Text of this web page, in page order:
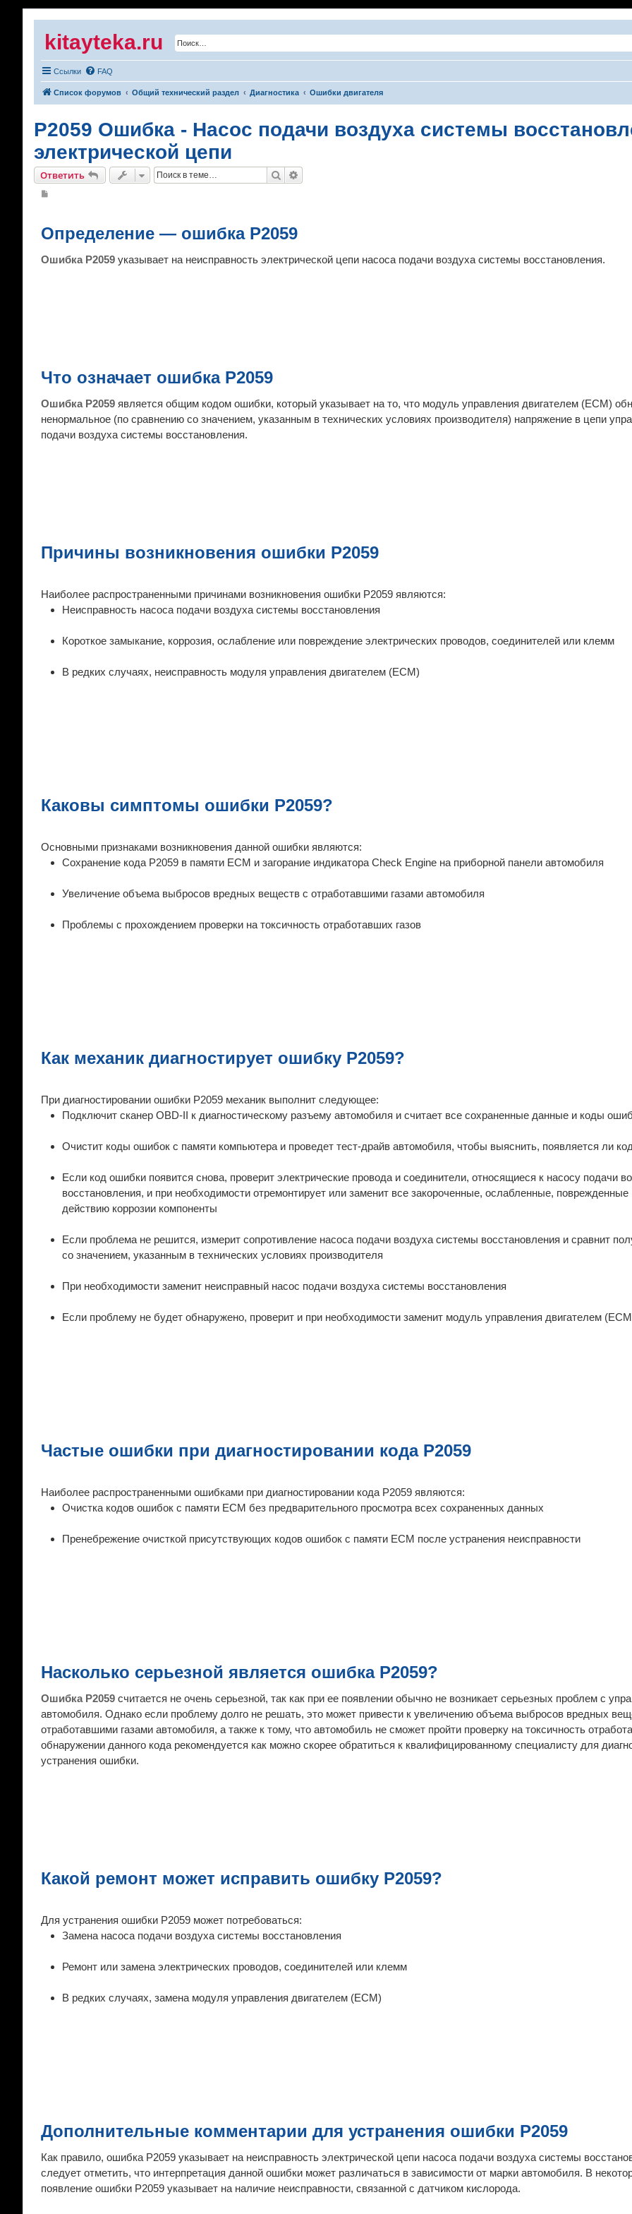
kitayteka.ru
Ссылки FAQ
Список форумов Общий технический раздел Диагностика Ошибки двигателя
P2059 Ошибка - Насос подачи воздуха системы
электрической цепи
Ответить Поиск
щ
е
е
Определение — ошибка P2059
Ошибка P2059 указывает на неисправность электрической цепи насоса подачи воздуха системы восстановления.
Что означает ошибка P2059
Ошибка P2059 является общим кодом ошибки, который указывает на то, что модуль управления двигателем (ECM)
ненормальное (по сравнению со значением, указанным в технических условиях производителя) напряжение в цепи
подачи воздуха системы восстановления.
Причины возникновения ошибки P2059
Наиболее распространенными причинами возникновения ошибки P2059 являются:
Неисправность насоса подачи воздуха системы восстановления
Короткое замыкание, коррозия, ослабление или повреждение электрических проводов, соединителей или клемм
В редких случаях, неисправность модуля управления двигателем (ECM)
Каковы симптомы ошибки P2059?
Основными признаками возникновения данной ошибки являются:
Сохранение кода P2059 в памяти ECM и загорание индикатора Check Engine на приборной панели автомобиля
Увеличение объема выбросов вредных веществ с отработавшими газами автомобиля
Проблемы с прохождением проверки на токсичность отработавших газов
Как механик диагностирует ошибку P2059?
При диагностировании ошибки P2059 механик выполнит следующее:
Подключит сканер OBD-II к диагностическому разъему автомобиля и считает все сохраненные данные и коды
Очистит коды ошибок с памяти компьютера и проведет тест-драйв автомобиля, чтобы выяснить, появляется ли
Если код ошибки появится снова, проверит электрические провода и соединители, относящиеся к насосу подачи
восстановления, и при необходимости отремонтирует или заменит все закороченные, ослабленные, поврежденные
действию коррозии компоненты
Если проблема не решится, измерит сопротивление насоса подачи воздуха системы восстановления и сравнит
со значением, указанным в технических условиях производителя
При необходимости заменит неисправный насос подачи воздуха системы восстановления
Если проблему не будет обнаружено, проверит и при необходимости заменит модуль управления двигателем
Частые ошибки при диагностировании кода P2059
Наиболее распространенными ошибками при диагностировании кода P2059 являются:
Очистка кодов ошибок с памяти ECM без предварительного просмотра всех сохраненных данных
Пренебрежение очисткой присутствующих кодов ошибок с памяти ECM после устранения неисправности
Насколько серьезной является ошибка P2059?
Ошибка P2059 считается не очень серьезной, так как при ее появлении обычно не возникает серьезных проблем с
автомобиля. Однако если проблему долго не решать, это может привести к увеличению объема выбросов вредных
отработавшими газами автомобиля, а также к тому, что автомобиль не сможет пройти проверку на токсичность
обнаружении данного кода рекомендуется как можно скорее обратиться к квалифицированному специалисту для
устранения ошибки.
Какой ремонт может исправить ошибку P2059?
Для устранения ошибки P2059 может потребоваться:
Замена насоса подачи воздуха системы восстановления
Ремонт или замена электрических проводов, соединителей или клемм
В редких случаях, замена модуля управления двигателем (ECM)
Дополнительные комментарии для устранения ошибки P2059
Как правило, ошибка P2059 указывает на неисправность электрической цепи насоса подачи воздуха системы
следует отметить, что интерпретация данной ошибки может различаться в зависимости от марки автомобиля. В
появление ошибки P2059 указывает на наличие неисправности, связанной с датчиком кислорода.